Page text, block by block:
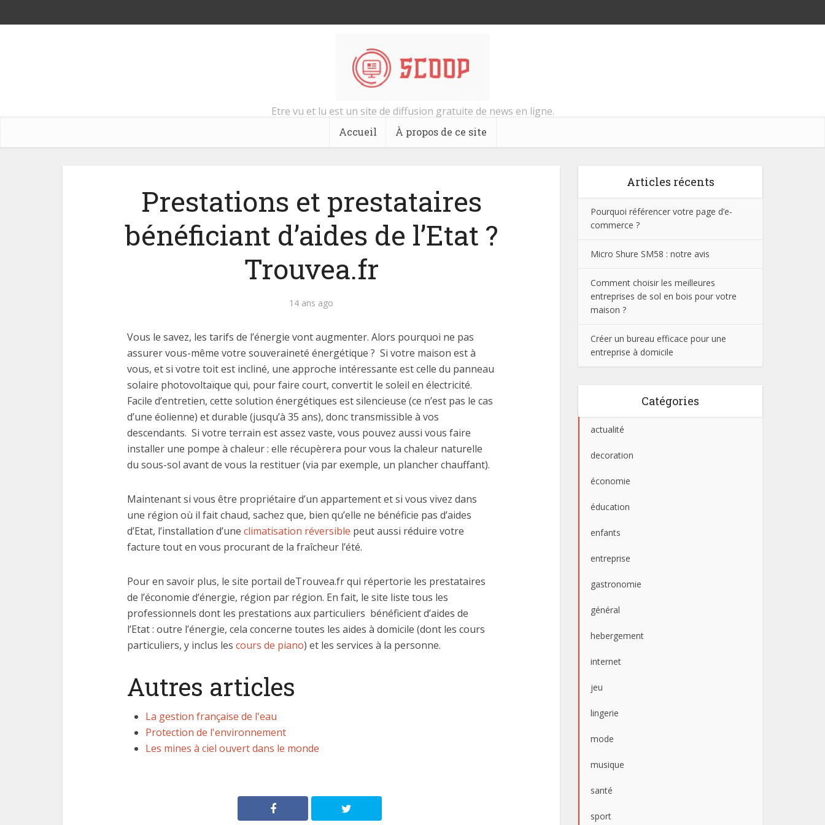
Etre vu et lu est un site de diffusion gratuite de news en ligne.
Accueil À propos de ce site
Prestations et prestataires
bénéficiant d’aides de l’Etat ?
Trouvea.fr
14 ans ago
Vous le savez, les tarifs de l’énergie vont augmenter. Alors pourquoi ne pas
assurer vous-même votre souveraineté énergétique ? Si votre maison est à
vous, et si votre toit est incliné, une approche intéressante est celle du panneau
solaire photovoltaïque qui, pour faire court, convertit le soleil en électricité.
Facile d’entretien, cette solution énergétiques est silencieuse (ce n’est pas le cas
d’une éolienne) et durable (jusqu’à 35 ans), donc transmissible à vos
descendants. Si votre terrain est assez vaste, vous pouvez aussi vous faire
installer une pompe à chaleur : elle récupèrera pour vous la chaleur naturelle
du sous-sol avant de vous la restituer (via par exemple, un plancher chauffant).
Maintenant si vous être propriétaire d’un appartement et si vous vivez dans
une région où il fait chaud, sachez que, bien qu’elle ne bénéficie pas d’aides
d’Etat, l’installation d’une climatisation réversible peut aussi réduire votre
facture tout en vous procurant de la fraîcheur l’été.
Pour en savoir plus, le site portail deTrouvea.fr qui répertorie les prestataires
de l’économie d’énergie, région par région. En fait, le site liste tous les
professionnels dont les prestations aux particuliers bénéficient d’aides de
l’Etat : outre l’énergie, cela concerne toutes les aides à domicile (dont les cours
particuliers, y inclus les cours de piano) et les services à la personne.
Autres articles
La gestion française de l'eau
Protection de l'environnement
Les mines à ciel ouvert dans le monde
Articles récents
Pourquoi référencer votre page d’e-
commerce ?
Micro Shure SM58 : notre avis
Comment choisir les meilleures
entreprises de sol en bois pour votre
maison ?
Créer un bureau efficace pour une
entreprise à domicile
Catégories
actualité
decoration
économie
éducation
enfants
entreprise
gastronomie
général
hebergement
internet
jeu
lingerie
mode
musique
santé
sport